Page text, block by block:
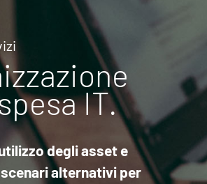
IT.
degli asset e
alternativi per